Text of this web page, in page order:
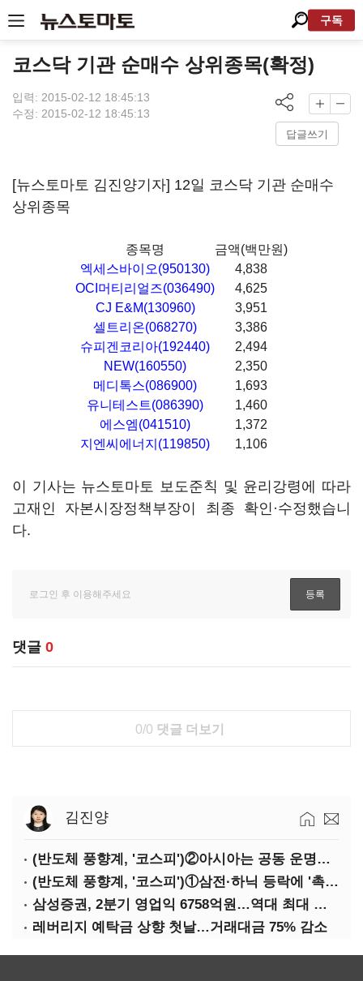
구독
코스닥 기관 순매수 상위종목(확정)
입력: 2015-02-12 18:45:13
수정: 2015-02-12 18:45:13
답글쓰기
[뉴스토마토 김진양기자] 12일 코스닥 기관 순매수
상위종목
종목명
금액(백만원)
엑세스바이오(950130)
4,838
OCI머티리얼즈(036490)
4,625
CJ E&M(130960)
3,951
셀트리온(068270)
3,386
슈피겐코리아(192440)
2,494
NEW(160550)
2,350
메디톡스(086900)
1,693
유니테스트(086390)
1,460
에스엠(041510)
1,372
지엔씨에너지(119850)
1,106
이 기사는 뉴스토마토 보도준칙 및 윤리강령에 따라
고재인 자본시장정책부장이 최종 확인·수정했습니
다.
댓글 0
0/0 댓글 더보기
김진양
(반도체 풍향계, '코스피')②아시아는 공동 운명체?…일본·대만도 '동반 출렁'
(반도체 풍향계, '코스피')①삼전·하닉 등락에 '촉각'…코스피·나스닥 '한 몸'
삼성증권, 2분기 영업익 6758억원…역대 최대 경신
레버리지 예탁금 상향 첫날…거래대금 75% 감소